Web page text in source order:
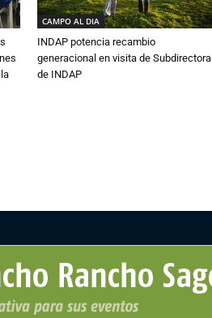
CAMPO AL DIA
INDAP potencia recambio
generacional en visita de Subdirectora
de INDAP